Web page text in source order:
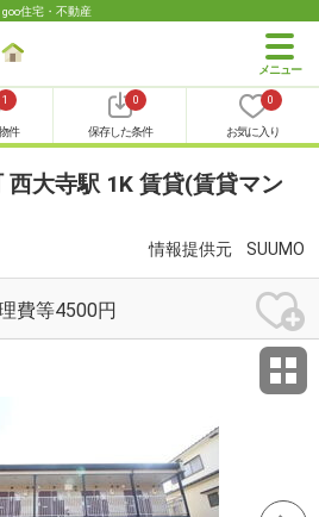
住宅・不動産
1
件
0
保存した条件
0
お気に入り
西大寺駅 1K 賃貸(賃貸マン
情報提供元 SUUMO
費等4500円